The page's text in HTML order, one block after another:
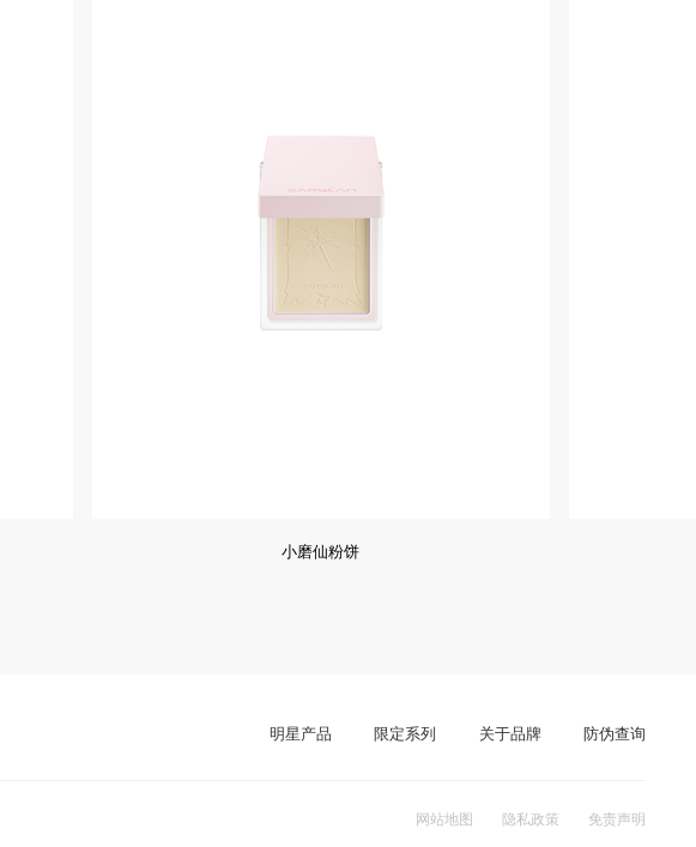
小磨仙粉饼
明星产品 限定系列 关于品牌 防伪查询
网站地图 隐私政策 免责声明